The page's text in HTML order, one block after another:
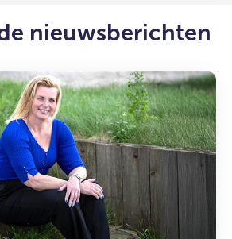
nieuwsberichten